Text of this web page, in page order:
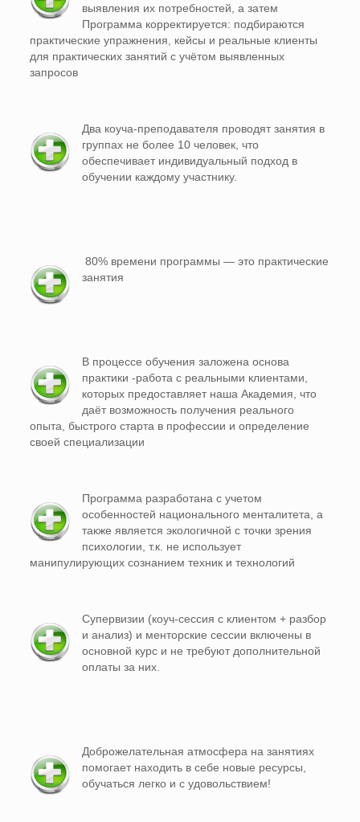
выявления их потребностей, а затем
Программа корректируется: подбираются
практические упражнения, кейсы и реальные клиенты
для практических занятий с учётом выявленных
запросов
Два коуча-преподавателя проводят занятия в
группах не более 10 человек, что
обеспечивает индивидуальный подход в
обучении каждому участнику.
80% времени программы — это практические
занятия
В процессе обучения заложена основа
практики -работа с реальными клиентами,
которых предоставляет наша Академия, что
даёт возможность получения реального
опыта, быстрого старта в профессии и определение
своей специализации
Программа разработана с учетом
особенностей национального менталитета, а
также является экологичной с точки зрения
психологии, т.к. не использует
манипулирующих сознанием техник и технологий
Супервизии (коуч-сессия с клиентом + разбор
и анализ) и менторские сессии включены в
основной курс и не требуют дополнительной
оплаты за них.
Доброжелательная атмосфера на занятиях
помогает находить в себе новые ресурсы,
обучаться легко и с удовольствием!